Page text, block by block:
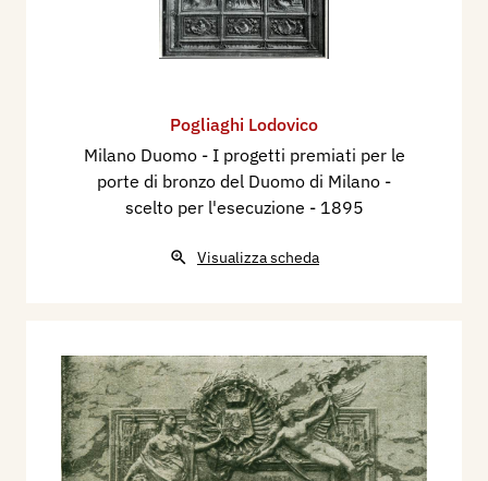
Pogliaghi Lodovico
Milano Duomo - I progetti premiati per le
porte di bronzo del Duomo di Milano -
scelto per l'esecuzione - 1895
Visualizza scheda